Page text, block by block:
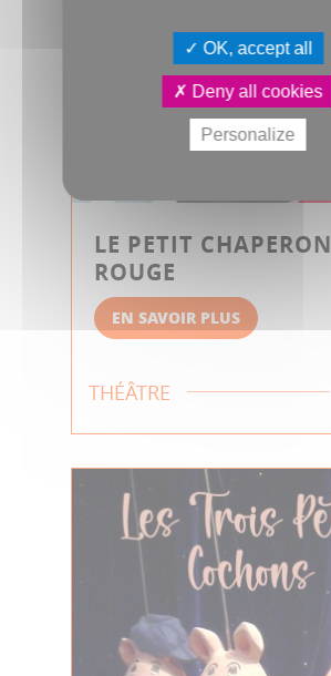
LE PETIT CHAPERON
ROUGE
EN SAVOIR PLUS
THÉÂTRE
OK, accept all
Deny all cookies
Personalize